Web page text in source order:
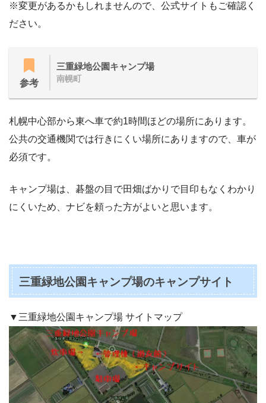
※変更があるかもしれませんので、公式サイトもご確認く
ださい。
参考
三重緑地公園キャンプ場
南幌町
札幌中心部から東へ車で約1時間ほどの場所にあります。
公共の交通機関では行きにくい場所にありますので、車が
必須です。
キャンプ場は、碁盤の目で田畑ばかりで目印もなくわかり
にくいため、ナビを頼った方がよいと思います。
三重緑地公園キャンプ場のキャンプサイト
▼三重緑地公園キャンプ場 サイトマップ